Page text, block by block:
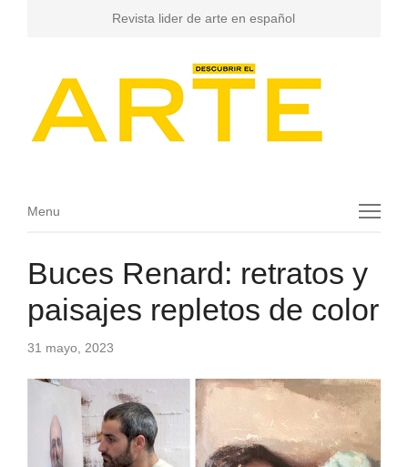
Revista lider de arte en español
Menu
Menu
Buces Renard: retratos y
paisajes repletos de color
31 mayo, 2023